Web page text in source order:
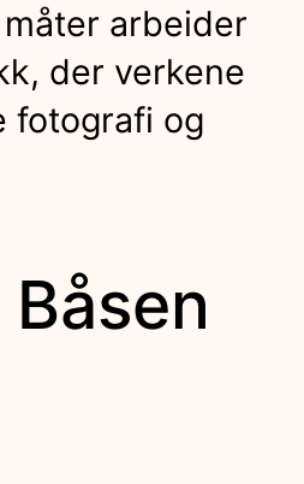
arbeider
der verkene
fotografi og